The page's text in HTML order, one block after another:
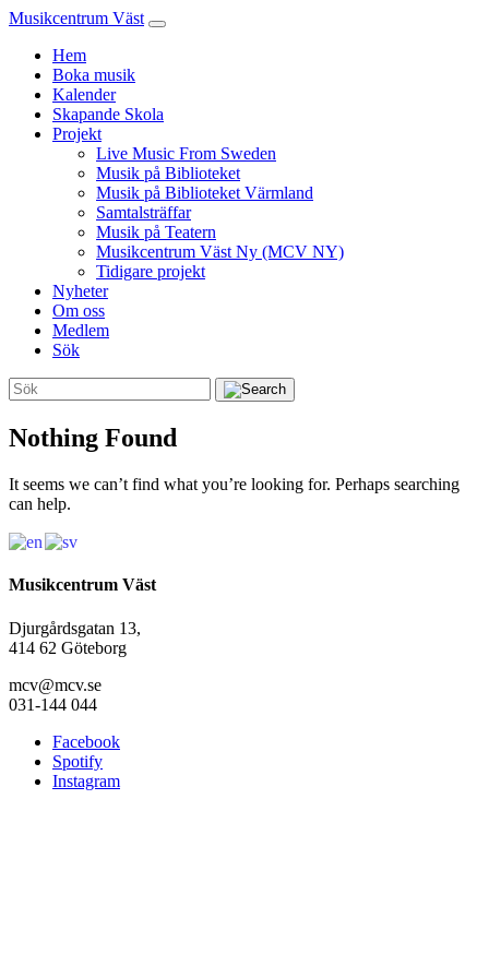
Musikcentrum Väst
Hem
Boka musik
Kalender
Skapande Skola
Projekt
Live Music From Sweden
Musik på Biblioteket
Musik på Biblioteket Värmland
Samtalsträffar
Musik på Teatern
Musikcentrum Väst Ny (MCV NY)
Tidigare projekt
Nyheter
Om oss
Medlem
Sök
Nothing Found
It seems we can’t find what you’re looking for. Perhaps searching
can help.
Musikcentrum Väst
Djurgårdsgatan 13,
414 62 Göteborg
mcv@mcv.se
031-144 044
Facebook
Spotify
Instagram